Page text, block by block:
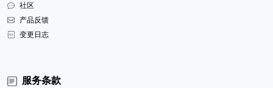
社区
产品反馈
变更日志
服务条款